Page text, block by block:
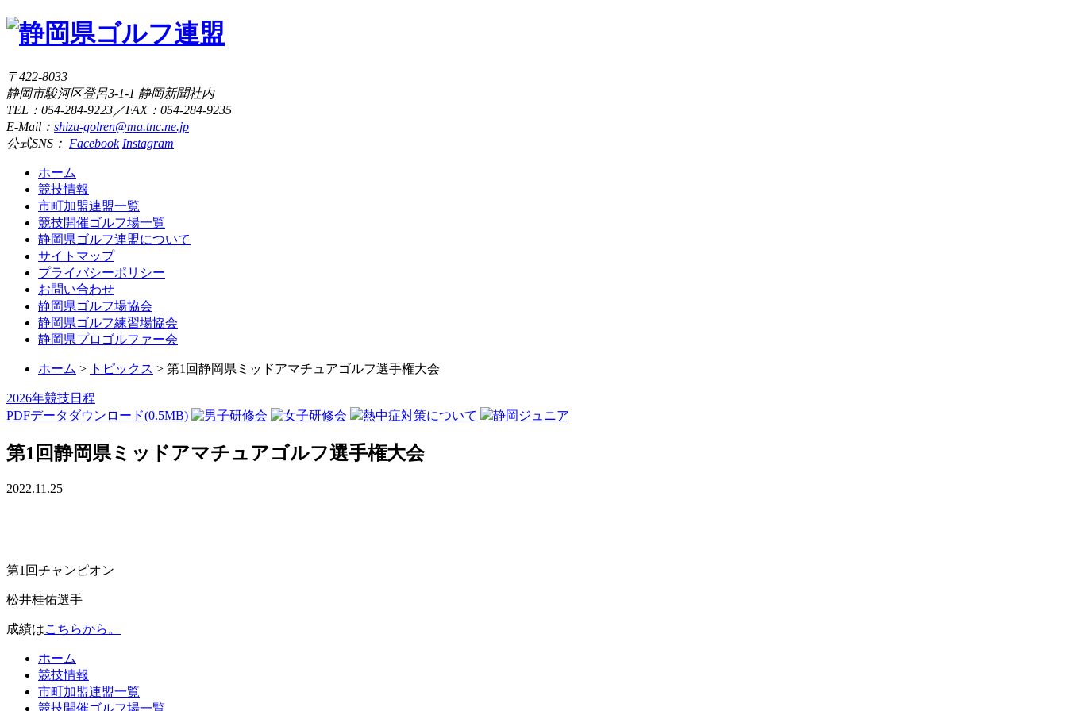
〒422-8033
静岡市駿河区登呂3-1-1 静岡新聞社内
TEL：054-284-9223／FAX：054-284-9235
E-Mail： shizu-golren@ma.tnc.ne.jp
公式SNS： Facebook Instagram
ホーム
競技情報
市町加盟連盟一覧
競技開催ゴルフ場一覧
静岡県ゴルフ連盟について
サイトマップ
プライバシーポリシー
お問い合わせ
静岡県ゴルフ場協会
静岡県ゴルフ練習場協会
静岡県プロゴルファー会
ホーム > トピックス > 第1回静岡県ミッドアマチュアゴルフ選手権大会
2026年競技日程
PDFデータダウンロード(0.5MB)
熱中症対策について 静岡ジュニア
第1回静岡県ミッドアマチュアゴルフ選手権大会
2022.11.25
第1回チャンピオン
松井桂佑選手
成績はこちらから。
ホーム
競技情報
市町加盟連盟一覧
競技開催ゴルフ場一覧